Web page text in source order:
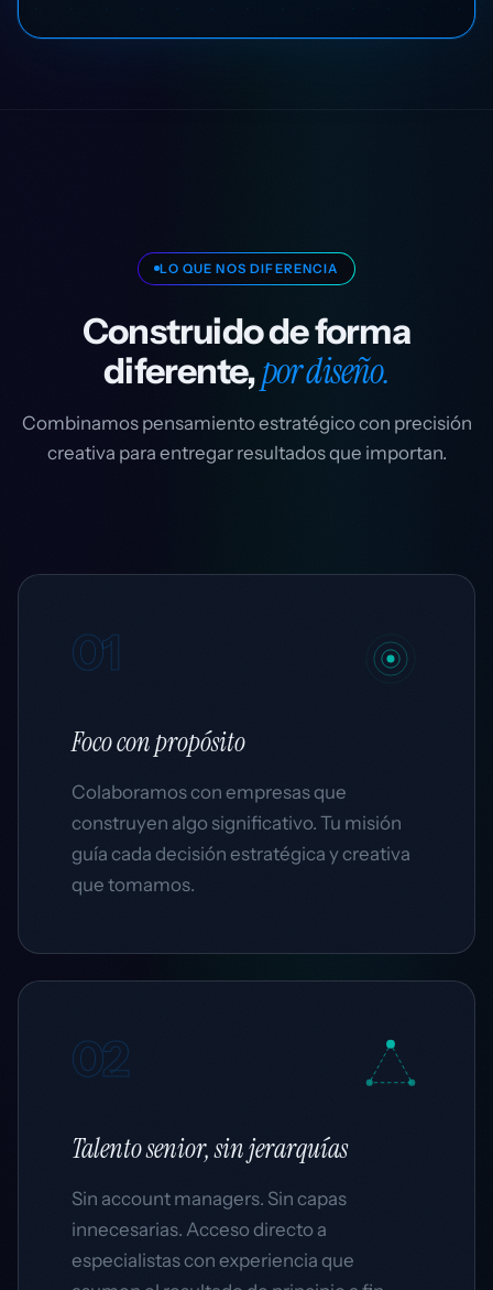
LO QUE NOS DIFERENCIA
Construido de forma
diferente,por diseño.
Combinamos pensamiento estratégico con precisión
creativa para entregar resultados que importan.
01
Fococon propósito
Colaboramos con empresas que
construyen algo significativo. Tu misión
guía cada decisión estratégica y creativa
que tomamos.
02
Talentosenior, sin jerarquías
Sin account managers. Sin capas
innecesarias. Acceso directo a
especialistas con experiencia que